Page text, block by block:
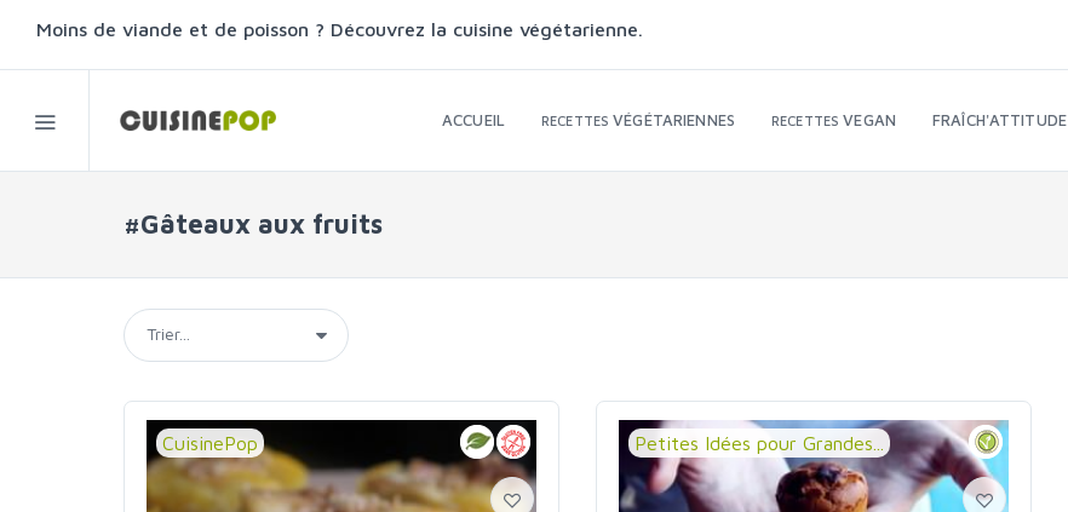
Moins de viande et de poisson ? Découvrez la cuisine végétarienne.
ACCUEIL RECETTESVÉGÉTARIENNES RECETTESVEGAN FRAÎCH'ATTITUDE
#Gâteaux aux fruits
CuisinePop Petites Idées pour Grandes...